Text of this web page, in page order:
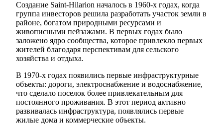
Создание Saint-Hilarion началось в 1960-х годах, когда
группа инвесторов решила разработать участок земли в
районе, богатом природными ресурсами и
живописными пейзажами. В первых годах было
заложено ядро сообщества, которое привлекло первых
жителей благодаря перспективам для сельского
хозяйства и отдыха.
В 1970-х годах появились первые инфраструктурные
объекты: дороги, электроснабжение и водоснабжение,
что сделало поселок более привлекательным для
постоянного проживания. В этот период активно
развивалась инфраструктура, появлялись первые
жилые дома и коммерческие объекты.